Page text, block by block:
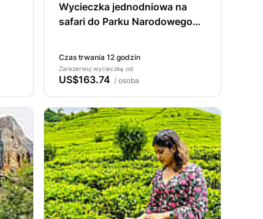
Wycieczka jednodniowa na
safari do Parku Narodowego
Czas trwania 12 godzin
Zarezerwuj wycieczkę od
US$163.74 / osoba